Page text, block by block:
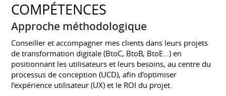
COMPÉTENCES
Approche méthodologique
Conseiller et accompagner mes clients dans leurs projets
de transformation digitale (BtoC, BtoB, BtoE…) en
positionnant les utilisateurs et leurs besoins, au centre du
processus de conception (UCD), afin d’optimiser
l’expérience utilisateur (UX) et le ROI du projet.